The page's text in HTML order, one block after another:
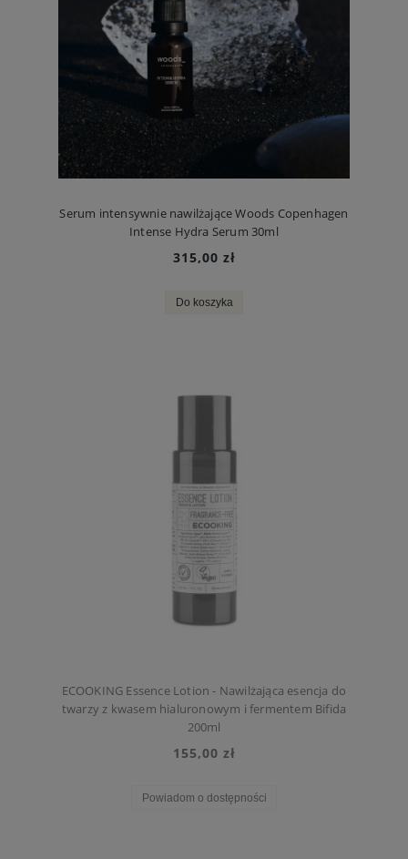
Serum intensywnie nawilżające Woods Copenhagen
Intense Hydra Serum 30ml
315,00 zł
Do koszyka
ECOOKING Essence Lotion - Nawilżająca esencja do
twarzy z kwasem hialuronowym i fermentem Bifida
200ml
155,00 zł
Powiadom o dostępności